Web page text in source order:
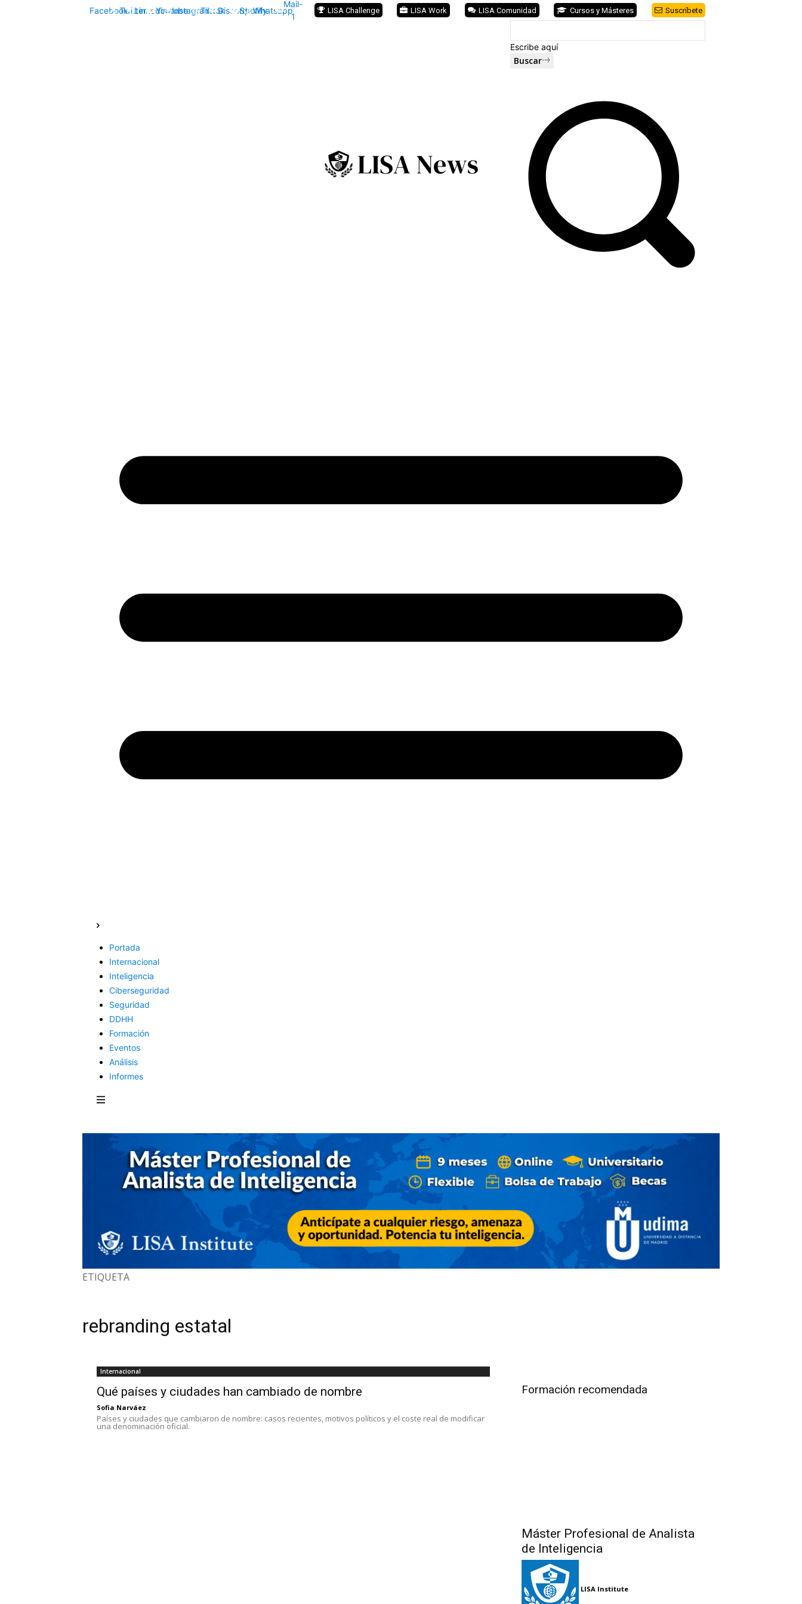
Suscríbete
Cursos y Másteres
LISA Comunidad
LISA Work
LISA Challenge
FacebookTwitterLinkedinYoutubeInstagramTiktokDiscordSpotifyWhatsapp
Mail-
1
Escribe aquí
Buscar
Portada
Internacional
Inteligencia
Ciberseguridad
Seguridad
DDHH
Formación
Eventos
Análisis
Informes
ETIQUETA
rebranding estatal
Internacional
Qué países y ciudades han cambiado de nombre
Sofia Narváez
Países y ciudades que cambiaron de nombre: casos recientes, motivos políticos y el coste real de modificar
una denominación oficial.
Formación recomendada
Máster Profesional de Analista
de Inteligencia
LISA Institute